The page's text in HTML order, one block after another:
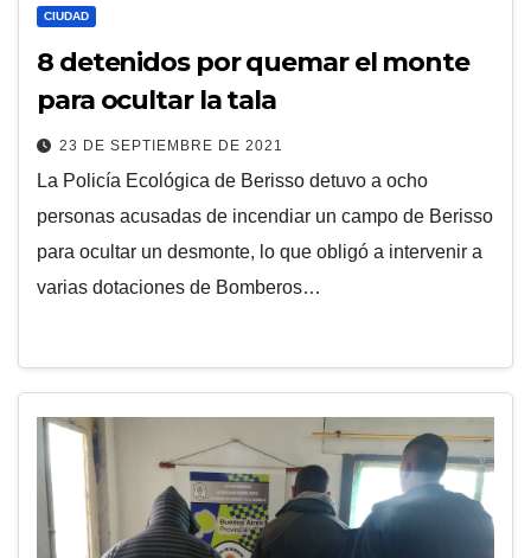
CIUDAD
8 detenidos por quemar el monte
para ocultar la tala
23 DE SEPTIEMBRE DE 2021
La Policía Ecológica de Berisso detuvo a ocho
personas acusadas de incendiar un campo de Berisso
para ocultar un desmonte, lo que obligó a intervenir a
varias dotaciones de Bomberos…